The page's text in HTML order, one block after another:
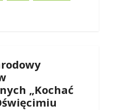
„Kochać